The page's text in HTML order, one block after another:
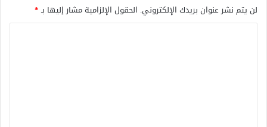
لن يتم نشر عنوان بريدك الإلكتروني. الحقول الإلزامية مشار إليها بـ*